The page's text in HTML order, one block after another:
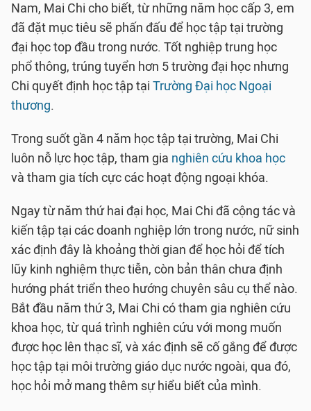
Nam, Mai Chi cho biết, từ những năm học cấp 3, em
đã đặt mục tiêu sẽ phấn đấu để học tập tại trường
đại học top đầu trong nước. Tốt nghiệp trung học
phổ thông, trúng tuyển hơn 5 trường đại học nhưng
Chi quyết định học tập tại Trường Đại học Ngoại
thương.
Trong suốt gần 4 năm học tập tại trường, Mai Chi
luôn nỗ lực học tập, tham gia nghiên cứu khoa học
và tham gia tích cực các hoạt động ngoại khóa.
Ngay từ năm thứ hai đại học, Mai Chi đã cộng tác và
kiến tập tại các doanh nghiệp lớn trong nước, nữ sinh
xác định đây là khoảng thời gian để học hỏi để tích
lũy kinh nghiệm thực tiễn, còn bản thân chưa định
hướng phát triển theo hướng chuyên sâu cụ thể nào.
Bắt đầu năm thứ 3, Mai Chi có tham gia nghiên cứu
khoa học, từ quá trình nghiên cứu với mong muốn
được học lên thạc sĩ, và xác định sẽ cố gắng để được
học tập tại môi trường giáo dục nước ngoài, qua đó,
học hỏi mở mang thêm sự hiểu biết của mình.